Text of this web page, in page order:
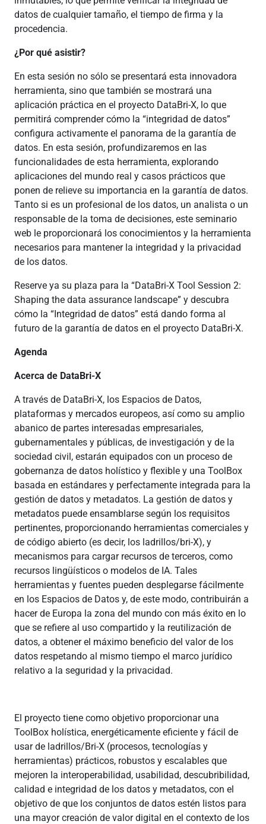
datos de cualquier tamaño, el tiempo de firma y la
procedencia.
¿Por qué asistir?
En esta sesión no sólo se presentará esta innovadora
herramienta, sino que también se mostrará una
aplicación práctica en el proyecto DataBri-X, lo que
permitirá comprender cómo la “integridad de datos”
configura activamente el panorama de la garantía de
datos. En esta sesión, profundizaremos en las
funcionalidades de esta herramienta, explorando
aplicaciones del mundo real y casos prácticos que
ponen de relieve su importancia en la garantía de datos.
Tanto si es un profesional de los datos, un analista o un
responsable de la toma de decisiones, este seminario
web le proporcionará los conocimientos y la herramienta
necesarios para mantener la integridad y la privacidad
de los datos.
Reserve ya su plaza para la “DataBri-X Tool Session 2:
Shaping the data assurance landscape” y descubra
cómo la “Integridad de datos” está dando forma al
futuro de la garantía de datos en el proyecto DataBri-X.
Agenda
Acerca de DataBri-X
A través de DataBri-X, los Espacios de Datos,
plataformas y mercados europeos, así como su amplio
abanico de partes interesadas empresariales,
gubernamentales y públicas, de investigación y de la
sociedad civil, estarán equipados con un proceso de
gobernanza de datos holístico y flexible y una ToolBox
basada en estándares y perfectamente integrada para la
gestión de datos y metadatos. La gestión de datos y
metadatos puede ensamblarse según los requisitos
pertinentes, proporcionando herramientas comerciales y
de código abierto (es decir, los ladrillos/bri-X), y
mecanismos para cargar recursos de terceros, como
recursos lingüísticos o modelos de IA. Tales
herramientas y fuentes pueden desplegarse fácilmente
en los Espacios de Datos y, de este modo, contribuirán a
hacer de Europa la zona del mundo con más éxito en lo
que se refiere al uso compartido y la reutilización de
datos, a obtener el máximo beneficio del valor de los
datos respetando al mismo tiempo el marco jurídico
relativo a la seguridad y la privacidad.
El proyecto tiene como objetivo proporcionar una
ToolBox holística, energéticamente eficiente y fácil de
usar de ladrillos/Bri-X (procesos, tecnologías y
herramientas) prácticos, robustos y escalables que
mejoren la interoperabilidad, usabilidad, descubribilidad,
calidad e integridad de los datos y metadatos, con el
objetivo de que los conjuntos de datos estén listos para
una mayor creación de valor digital en el contexto de los